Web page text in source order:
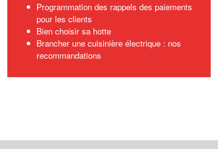
Programmation des rappels des paiements
pour les clients
Bien choisir sa hotte
Brancher une cuisinière électrique : nos
recommandations